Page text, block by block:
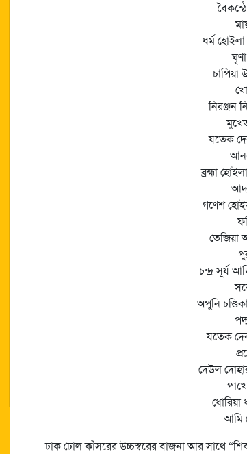
ধর্ম
চাপিয়া
নিরঞ্জন
যতেক
ব্রহ্মা
গণেশ
তেজিয়া
চন্দ্র সূর্য
অপুনি
যতেক
দেউল
ধোরিয়া
আমি
ঢাক ঢোল কাঁসরের উচ্চস্বরের বাজনা আর সাথে